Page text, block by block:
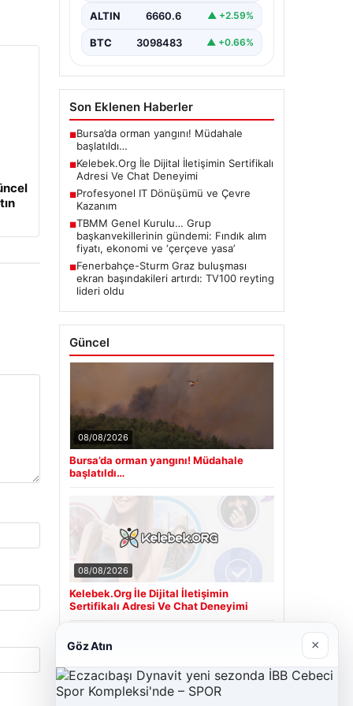
barındırmaktadır. Güncel olarak…
ALTIN 6660.6 ▲ +2.59%
BTC 3098483 ▲ +0.66%
Son Eklenen Haberler
■Bursa’da orman yangını! Müdahale
başlatıldı…
■Kelebek.Org İle Dijital İletişimin Sertifikalı
Adresi Ve Chat Deneyimi
■Profesyonel IT Dönüşümü ve Çevre
Kazanım
■TBMM Genel Kurulu… Grup
başkanvekillerinin gündemi: Fındık alım
fiyatı, ekonomi ve ‘çerçeve yasa’
■Fenerbahçe-Sturm Graz buluşması
ekran başındakileri artırdı: TV100 reyting
lideri oldu
Güncel
08/08/2026
Bursa’da orman yangını! Müdahale
başlatıldı…
08/08/2026
Kelebek.Org İle Dijital İletişimin
Sertifikalı Adresi Ve Chat Deneyimi
Son Eklenen Firmalar
Göz Atın ×